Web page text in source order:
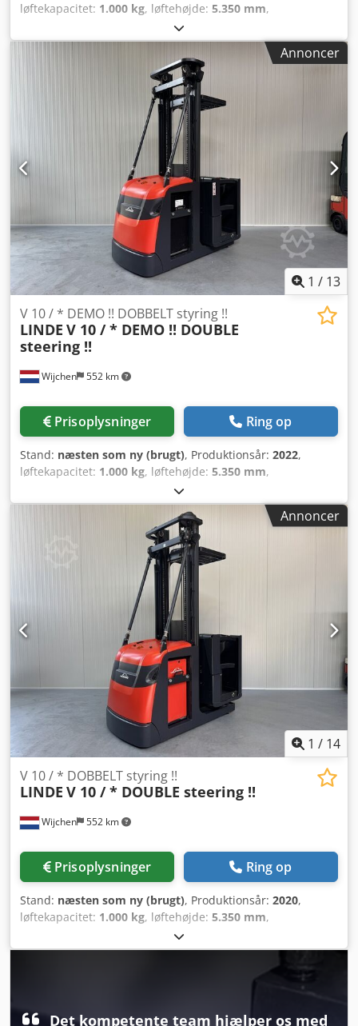
løftekapacitet: 1.000 kg, løftehøjde: 5.350 mm,
, driftstimer:
brændstoftype:elektrisk, mastetype:duplex, Producent +
model: STILL EK-X 10 Mast: 2W5350 ID: 26092.2114 Kat.:
Demo Mast: 2W Nedfældet højde: 2900 mm Løftehøjde:
5350 mm Kapacitet: 1000 kg Platformshøjde: 4750 mm
Initialiseret: Ja Kabinebredde: 1200 mm År: 2021 Timer:
498 timer Cjdpfxozrnytj Ag Toha Kapacitet: 24V / 620Ah
Ekstraudstyr: FULD udstyrspakke!! – DOBBELT styretøj!!!! -
Specielle SIKKERHEDSHEGN!! - Justerbare gafler! - 2 x blå
arbejdslys – Fremstår som NY!!
Annoncer
1 / 13
Wijchen 552 km
V 10 / * DEMO !! DOBBELT styring !!
LINDE V 10 / * DEMO !! DOUBLE
steering !!
Prisoplysninger Ring op
Stand: næsten som ny (brugt), Produktionsår: 2022,
løftekapacitet: 1.000 kg, løftehøjde: 5.350 mm,
, driftstimer:
brændstoftype:elektrisk, mastetype:duplex, Producent +
model: LINDE V 10 / Mast: 2W5350 Csdpozrnyajfx Ag Toha
ID: 26083.5198 Kat.: Demo Mast: 2W Nedre højde: 2900
mm Løftehøjde: 5350 mm Kapacitet: 1000 kg
Platformshøjde: 4750 mm Initialiseret: Ja Kabinebredde:
1200 mm År: 22 Timer: 1033 timer Kapacitet: 24V / 930Ah
Ekstraudstyr: FULD udstyrspakke!! - DOBBELT styretøj!!!! -
Specielle SIKKERHEDSGITTER !! - Justerbare gafler! - 2 x blåt
arbejdslys
Annoncer
1 / 14
Wijchen 552 km
V 10 / * DOBBELT styring !!
LINDE V 10 / * DOUBLE steering !!
Prisoplysninger Ring op
Stand: næsten som ny (brugt), Produktionsår: 2020,
løftekapacitet: 1.000 kg, løftehøjde: 5.350 mm,
, driftstimer:
brændstoftype:elektrisk, mastetype:duplex, Producent +
model: LINDE V 10 / Mast: 2W5350 ID: 26083.71 Kategori:
Brugt Mast: 2W Nedfældet højde: 2900 mm Løftehøjde:
Plukkehøjde: 6350 mm Initialiseret: Ja Kabinebredde: 1200
Det kompetente team hjælper os med